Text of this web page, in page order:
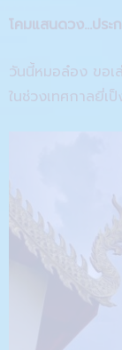
โคมแสนดวง…ประ
วันนี้หมอล๋อง ขอเ
ในช่วงเทศกาลยี่